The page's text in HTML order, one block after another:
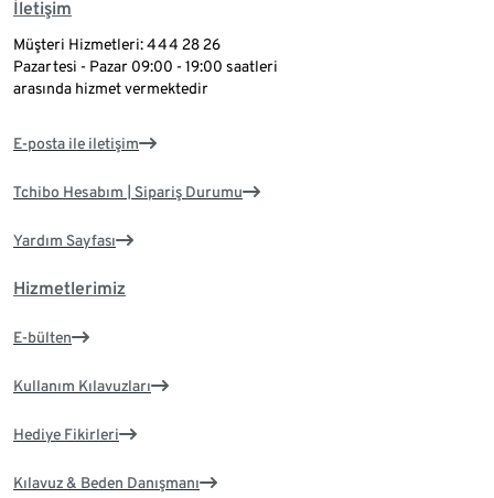
İletişim
Müşteri Hizmetleri: 444 28 26
Pazartesi - Pazar 09:00 - 19:00 saatleri
arasında hizmet vermektedir
E-posta ile iletişim
Tchibo Hesabım | Sipariş Durumu
Yardım Sayfası
Hizmetlerimiz
E-bülten
Kullanım Kılavuzları
Hediye Fikirleri
Kılavuz & Beden Danışmanı